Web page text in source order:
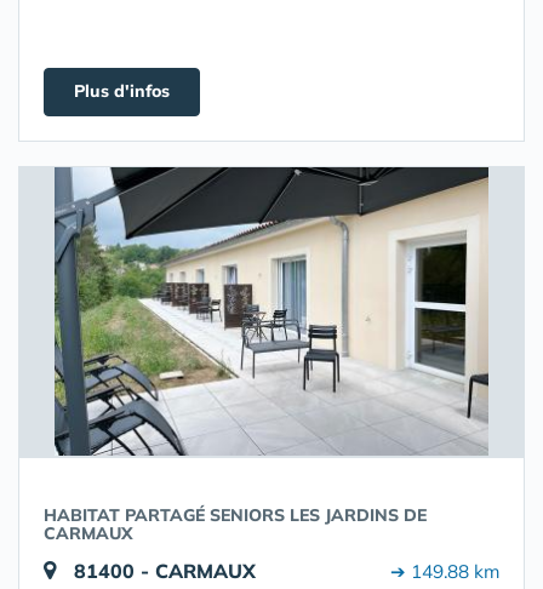
Plus d'infos
HABITAT PARTAGÉ SENIORS LES JARDINS DE
CARMAUX
81400 - CARMAUX ➔ 149.88 km